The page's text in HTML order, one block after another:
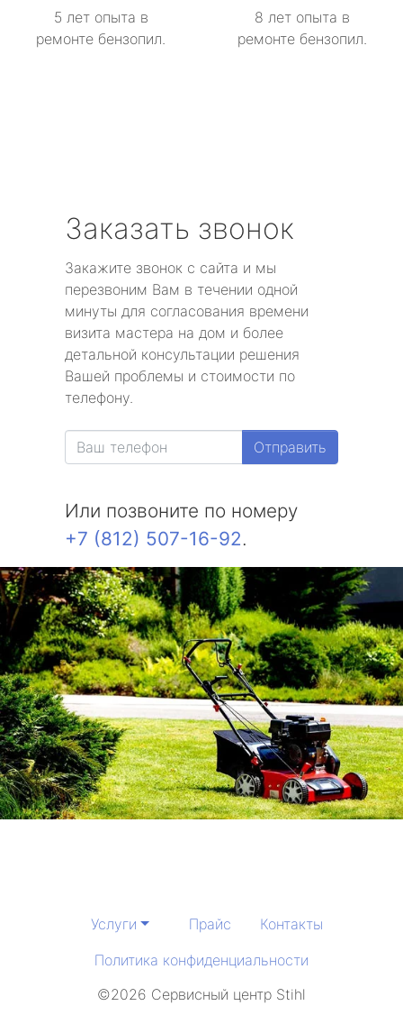
5 лет опыта в
ремонте бензопил.
8 лет опыта в
ремонте бензопил.
Заказать звонок
Закажите звонок с сайта и мы
перезвоним Вам в течении одной
минуты для согласования времени
визита мастера на дом и более
детальной консультации решения
Вашей проблемы и стоимости по
телефону.
Отправить
Или позвоните по номеру
+7 (812) 507-16-92.
Услуги Прайс
Контакты
Политика конфиденциальности
©2026 Сервисный центр Stihl